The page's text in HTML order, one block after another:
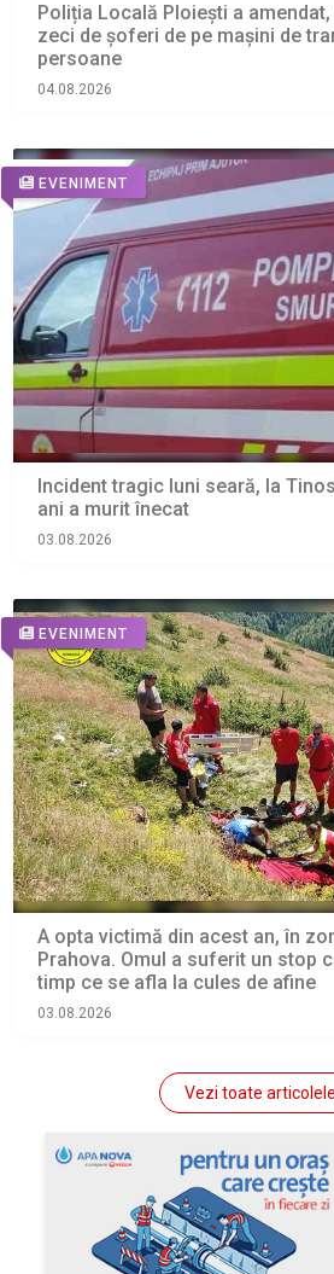
Poliția Locală Ploiești a
zeci de șoferi de pe mașini de
persoane
04.08.2026
EVENIMENT
Incident tragic luni seară, la
ani a murit înecat
03.08.2026
EVENIMENT
A opta victimă din acest an, în
Prahova. Omul a suferit un stop
timp ce se afla la cules de afine
03.08.2026
Vezi toate articolele